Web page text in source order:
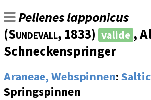
Pellenes lapponicus
(Sundevall, 1833) valide ,
Schneckenspringer
Araneae, Webspinnen:
Springspinnen